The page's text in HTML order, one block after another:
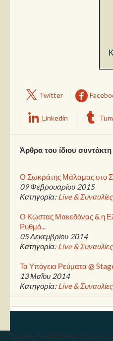
Twitter
Linkedin
Άρθρα του ίδιου συντάκτη
Ο Σωκράτης Μάλαμας στο
09 Φεβρουαρίου 2015
Κατηγορία:Live & Συναυλίες
Ο Κώστας Μακεδόνας & η
Ρυθμό...
05 Δεκεμβρίου 2014
Κατηγορία:Live & Συναυλίες
Τα Υπόγεια Ρεύματα @
13 Μαΐου 2014
Κατηγορία:Live & Συναυλίες
Τα Cookies συμβάλλουν στην